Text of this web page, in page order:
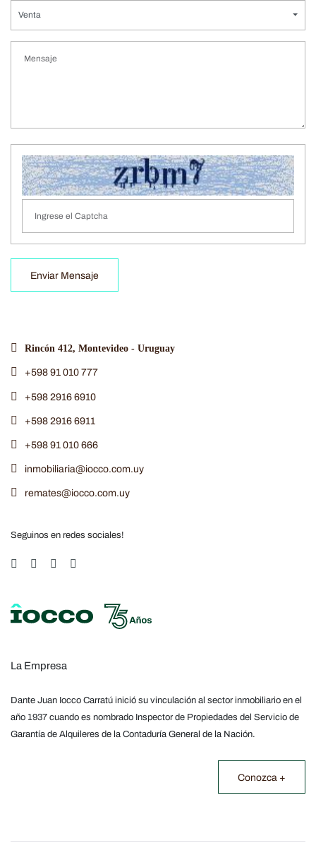
Venta
Enviar Mensaje
Rincón 412, Montevideo - Uruguay
+598 91 010 777
+598 2916 6910
+598 2916 6911
+598 91 010 666
inmobiliaria@iocco.com.uy
remates@iocco.com.uy
Seguinos en redes sociales!
La Empresa
Dante Juan Iocco Carratú inició su vinculación al sector inmobiliario en el
año 1937 cuando es nombrado Inspector de Propiedades del Servicio de
Garantía de Alquileres de la Contaduría General de la Nación.
Conozca +